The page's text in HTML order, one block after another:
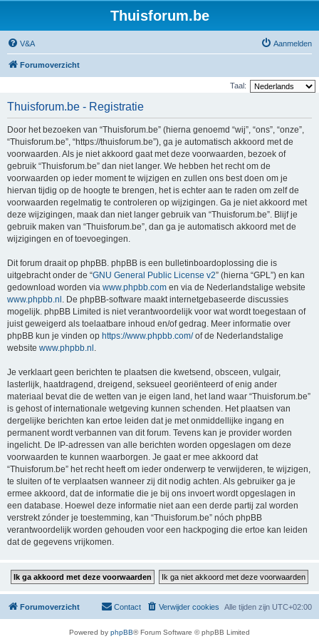
Thuisforum.be
V&A Aanmelden
Forumoverzicht
Taal:
Thuisforum.be - Registratie
Door het bezoeken van “Thuisforum.be” (hierna genoemd “wij”, “ons”, “onze”,
“Thuisforum.be”, “https://thuisforum.be”), ga je automatisch akkoord met de
voorwaarden. Als je niet akkoord gaat met deze voorwaarden, bezoek of
gebruik “Thuisforum.be” dan niet langer. We hebben het recht om de
voorwaarden op ieder moment te wijzigen en zullen ons best doen om je
hiervan tijdig op de hoogte te brengen, het is echter aan te raden om zelf de
voorwaarden regelmatig te controleren op wijzigingen. Ga je niet akkoord met
deze wijzigingen, maak dan niet langer gebruik van “Thuisforum.be”. Blijf je
gebruik maken van “Thuisforum.be”, dan ga je automatisch akkoord met de
wijzigingen en of toevoegingen.
Dit forum draait op phpBB. phpBB is een bulletinboardoplossing die is
uitgebracht onder de “GNU General Public License v2” (hierna “GPL”) en kan
gedownload worden via www.phpbb.com en via de Nederlandstalige website
www.phpbb.nl . De phpBB-software maakt internetgebaseerde discussies
mogelijk. phpBB Limited is niet verantwoordelijk voor wat wordt toegestaan of
juist geweigerd als toelaatbare inhoud en/of gedrag. Meer informatie over
phpBB kun je vinden op https://www.phpbb.com/of de Nederlandstalige
website www.phpbb.nl .
Je verklaart geen berichten te plaatsen die kwetsend, obsceen, vulgair,
lasterlijk, haatdragend, dreigend, seksueel georiënteerd of enig ander
materiaal bevat die de wetten van je eigen land, het land waar “Thuisforum.be”
is gehost of internationale wetgeving kunnen schenden. Het plaatsen van
dergelijke berichten kan ertoe leiden dat je met onmiddellijke ingang en
permanent wordt verbannen van dit forum. Tevens kan je provider worden
ingelicht. De IP-adressen van alle berichten worden opgeslagen om deze
voorwaarden te kunnen waarborgen. Je gaat er mee akkoord dat
“Thuisforum.be” het recht heeft om ieder onderwerp te verwijderen, te wijzigen,
te sluiten of te verplaatsen wanneer zij dit nodig achten. Als gebruiker ga je
ermee akkoord, dat de informatie die je bij ons invoert wordt opgeslagen in
een database. Hoewel deze informatie niet aan een derde partij zal worden
verstrekt zónder je toestemming, kan “Thuisforum.be” nóch phpBB
verantwoordelijk worden gehouden voor een hackpoging die ertoe kan leiden
dat de gegevens vrijkomen.
Forumoverzicht Alle tijden zijn UTC+02:00
Verwijder cookies
Contact
Powered by phpBB® Forum Software © phpBB Limited